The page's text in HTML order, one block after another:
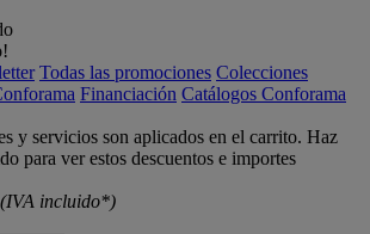
Todas las promociones Colecciones
Financiación Catálogos Conforama
y servicios son aplicados en el carrito. Haz
para ver estos descuentos e importes
(IVA incluido*)